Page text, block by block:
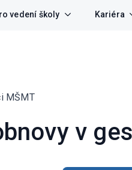
vedení školy Kariéra
MŠMT
v